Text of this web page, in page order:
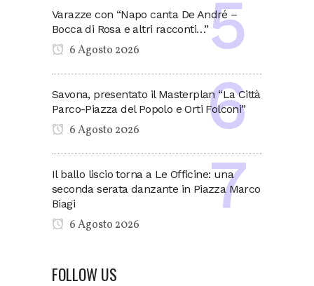
Varazze con “Napo canta De André –
Bocca di Rosa e altri racconti…”
6 Agosto 2026
Savona, presentato il Masterplan “La Città
Parco-Piazza del Popolo e Orti Folconi”
6 Agosto 2026
Il ballo liscio torna a Le Officine: una
seconda serata danzante in Piazza Marco
Biagi
6 Agosto 2026
FOLLOW US